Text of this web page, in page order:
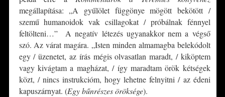
megállapítása: „A gyűlölet függönye mögött bekötött /
szemű humanoidok vak csillagokat / próbálnak fénnyel
feltölteni…” A negatív létezés ugyanakkor nem a végső
szó. Az várat magára. „Isten minden almamagba belekódolt
egy / üzenetet, az írás mégis olvasatlan maradt, / kiköptem
vagy kivágtam a magházat, / így maradtam örök kétségek
közt, / nincs instrukcióm, hogy lehetne felnyitni / az édeni
kapuszárnyat. (Egy bűnrészes öröksége).